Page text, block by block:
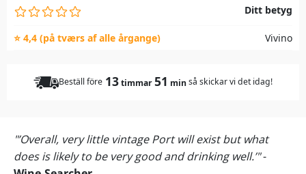
Ditt betyg
⭐ 4,4 (på tværs af alle årgange) Vivino
Beställ före 13timmar51 min så skickar vi det idag!
"’Overall, very little vintage Port will exist but what
does is likely to be very good and drinking well.’"-